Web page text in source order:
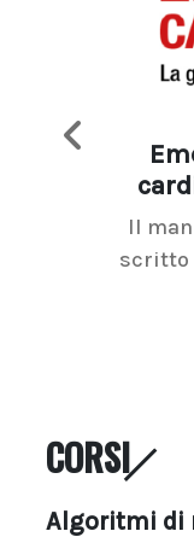
Il
scritto
CORSI
Algoritmi di